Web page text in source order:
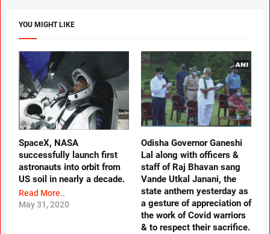
YOU MIGHT LIKE
SpaceX, NASA
successfully launch first
astronauts into orbit from
US soil in nearly a decade.
Read More..
May 31, 2020
Odisha Governor Ganeshi
Lal along with officers &
staff of Raj Bhavan sang
Vande Utkal Janani, the
state anthem yesterday as
a gesture of appreciation of
the work of Covid warriors
& to respect their sacrifice.